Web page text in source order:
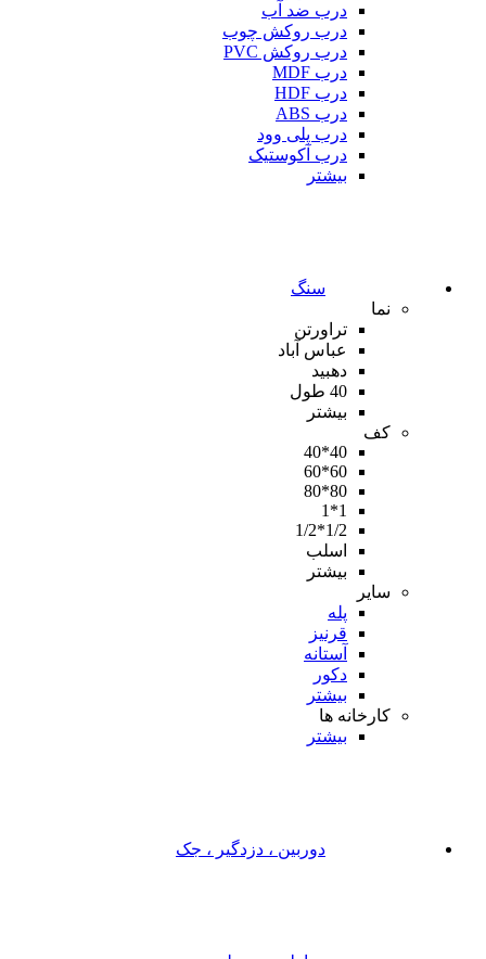
درب ضد آب
درب روکش چوب
درب روکش PVC
درب MDF
درب HDF
درب ABS
درب پلی وود
درب آکوستیک
بیشتر
سنگ
نما
تراورتن
عباس آباد
دهبید
40 طول
بیشتر
کف
40*40
60*60
80*80
1*1
1/2*1/2
اسلب
بیشتر
سایر
پله
قرنیز
آستانه
دکور
بیشتر
کارخانه ها
بیشتر
دوربین ، دزدگیر ، جک